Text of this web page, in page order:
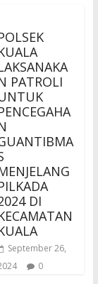
PATROLI
DI
September 26,
0